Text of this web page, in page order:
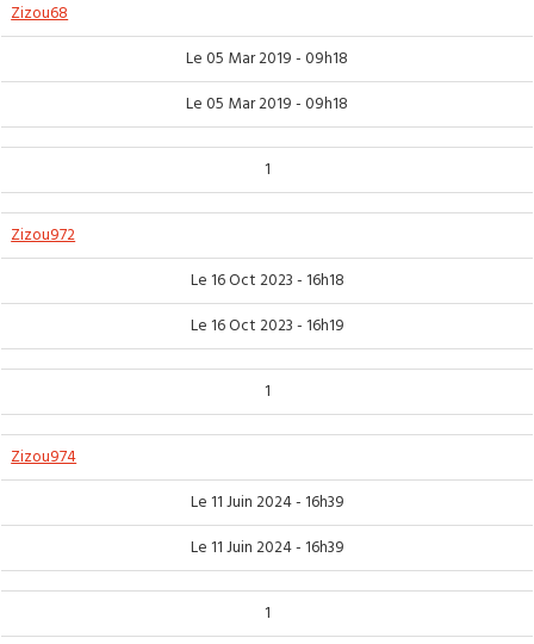
Zizou68
Le 05 Mar 2019 - 09h18
Le 05 Mar 2019 - 09h18
1
Zizou972
Le 16 Oct 2023 - 16h18
Le 16 Oct 2023 - 16h19
1
Zizou974
Le 11 Juin 2024 - 16h39
Le 11 Juin 2024 - 16h39
1